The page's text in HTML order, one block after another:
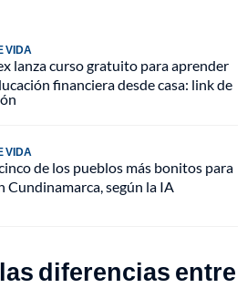
VIDA
lanza curso gratuito para aprender
financiera desde casa: link de
VIDA
de los pueblos más bonitos para
Cundinamarca, según la IA
diferencias entre